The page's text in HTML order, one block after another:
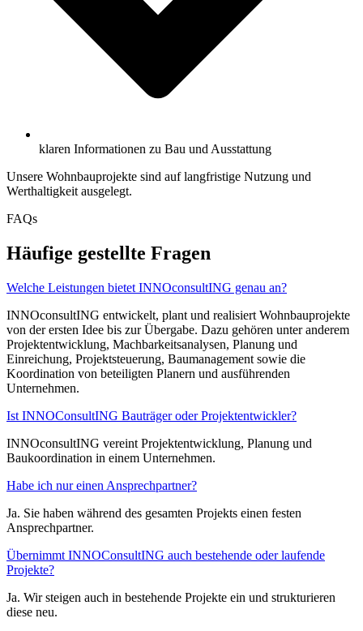
klaren Informationen zu Bau und Ausstattung
Unsere Wohnbauprojekte sind auf langfristige Nutzung und
Werthaltigkeit ausgelegt.
FAQs
Häufige gestellte Fragen
Welche Leistungen bietet INNOconsultING genau an?
INNOconsultING entwickelt, plant und realisiert Wohnbauprojekte
von der ersten Idee bis zur Übergabe. Dazu gehören unter anderem
Projektentwicklung, Machbarkeitsanalysen, Planung und
Einreichung, Projektsteuerung, Baumanagement sowie die
Koordination von beteiligten Planern und ausführenden
Unternehmen.
Ist INNOConsultING Bauträger oder Projektentwickler?
INNOconsultING vereint Projektentwicklung, Planung und
Baukoordination in einem Unternehmen.
Habe ich nur einen Ansprechpartner?
Ja. Sie haben während des gesamten Projekts einen festen
Ansprechpartner.
Übernimmt INNOConsultING auch bestehende oder laufende
Projekte?
Ja. Wir steigen auch in bestehende Projekte ein und strukturieren
diese neu.